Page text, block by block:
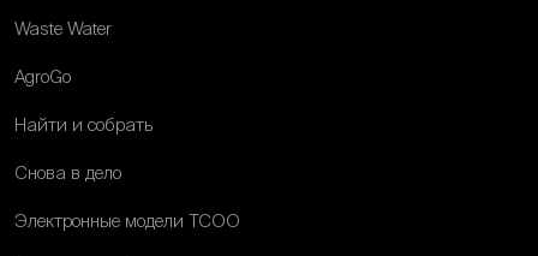
Waste Water
AgroGo
Найти и собрать
Снова в дело
Электронные модели ТСОО